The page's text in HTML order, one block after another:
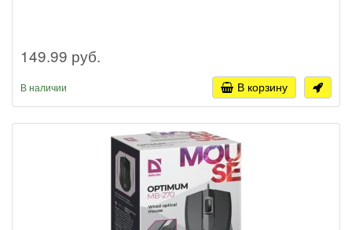
149.99 руб.
В наличии В корзину